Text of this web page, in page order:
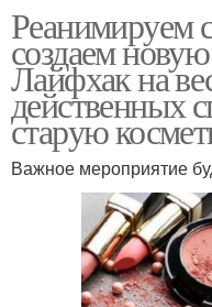
Реанимируем
создаем
Лайфхак на
действенных
старую
Важное мероприятие